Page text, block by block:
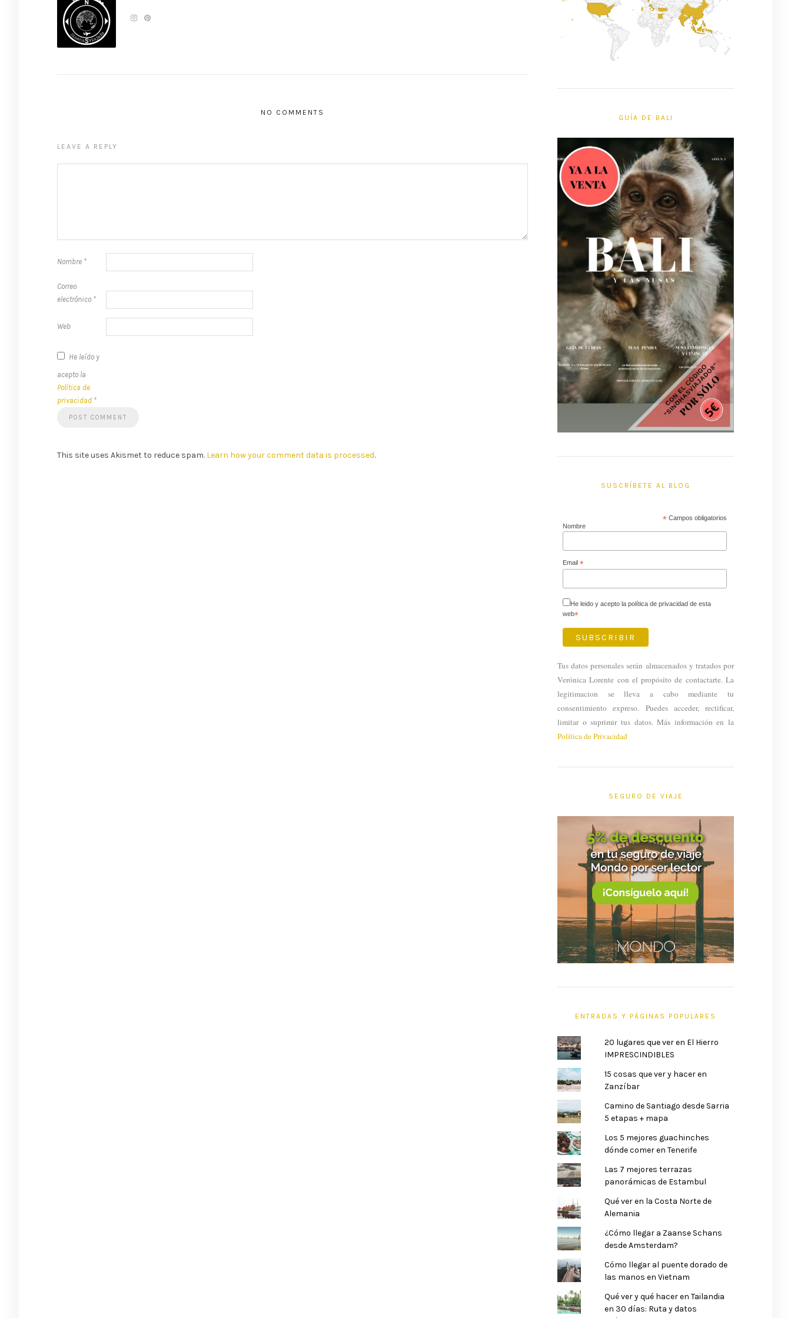
NO COMMENTS
LEAVE A REPLY
Nombre *
Correo
electrónico *
Web
He leído y
acepto la
Política de
privacidad *
This site uses Akismet to reduce spam. Learn how your comment data is processed.
GUÍA DE BALI
SUSCRÍBETE AL BLOG
* Campos obligatorios
Nombre
Email *
He leido y acepto la política de privacidad de esta
web*
Tus datos personales serán almacenados y tratados por
Verónica Lorente con el propósito de contactarte. La
legitimacion se lleva a cabo mediante tu
consentimiento expreso. Puedes acceder, rectificar,
limitar o suprimir tus datos. Más información en la
Política de Privacidad
SEGURO DE VIAJE
ENTRADAS Y PÁGINAS POPULARES
20 lugares que ver en El Hierro
IMPRESCINDIBLES
15 cosas que ver y hacer en
Zanzíbar
Camino de Santiago desde Sarria
5 etapas + mapa
Los 5 mejores guachinches
dónde comer en Tenerife
Las 7 mejores terrazas
panorámicas de Estambul
Qué ver en la Costa Norte de
Alemania
¿Cómo llegar a Zaanse Schans
desde Amsterdam?
Cómo llegar al puente dorado de
las manos en Vietnam
Qué ver y qué hacer en Tailandia
en 30 días: Ruta y datos